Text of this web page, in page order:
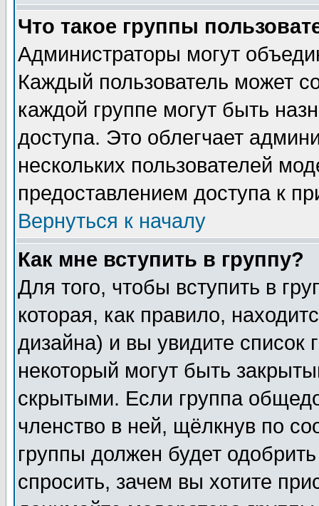
Что такое группы
Администраторы могут
Каждый пользователь может
каждой группе могут быть
доступа. Это облегчает
нескольких пользователей
предоставлением доступа к
Вернуться к началу
Как мне вступить в группу?
Для того, чтобы вступить в
которая, как правило,
дизайна) и вы увидите список
некоторый могут быть
скрытыми. Если группа
членство в ней, щёлкнув по
группы должен будет
спросить, зачем вы хотите